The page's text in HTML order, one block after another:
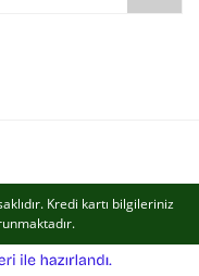
Kredi kartı bilgileriniz
e-